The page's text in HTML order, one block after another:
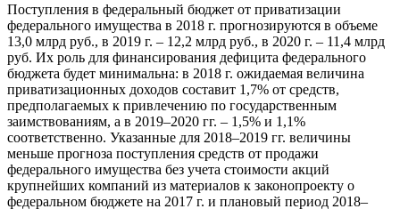
Поступления в федеральный бюджет от приватизации
федерального имущества в 2018 г. прогнозируются в объеме
13,0 млрд руб., в 2019 г. – 12,2 млрд руб., в 2020 г. – 11,4 млрд
руб. Их роль для финансирования дефицита федерального
бюджета будет минимальна: в 2018 г. ожидаемая величина
приватизационных доходов составит 1,7% от средств,
предполагаемых к привлечению по государственным
заимствованиям, а в 2019–2020 гг. – 1,5% и 1,1%
соответственно. Указанные для 2018–2019 гг. величины
меньше прогноза поступления средств от продажи
федерального имущества без учета стоимости акций
крупнейших компаний из материалов к законопроекту о
федеральном бюджете на 2017 г. и плановый период 2018–